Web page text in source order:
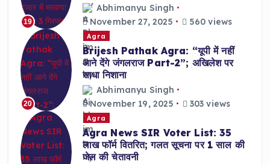
19
Abhimanyu Singh
November 27, 2025
560 views
20
Agra
Brijesh Pathak Agra: “यूपी में नहीं
आने देंगे जंगलराज Part-2”; अखिलेश पर
साधा निशाना
Abhimanyu Singh
November 19, 2025
303 views
Agra
Agra News SIR Voter List: 35
लाख फॉर्म वितरित; गलत सूचना पर 1 साल की
जेल की चेतावनी